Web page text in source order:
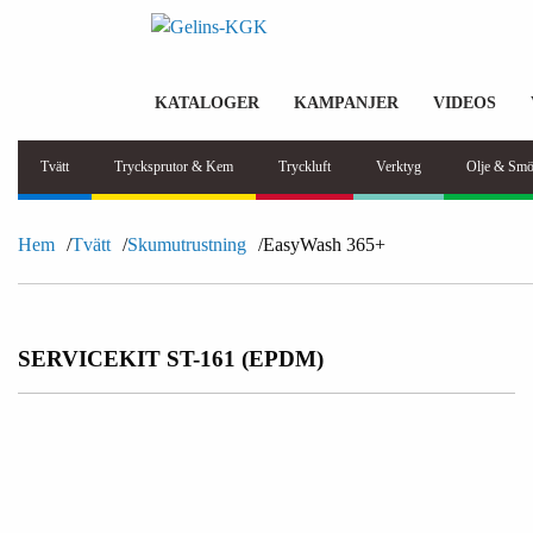
KATALOGER KAMPANJER VIDEOS
Tvätt Trycksprutor & Kem Tryckluft Verktyg Olje &
Hem Tvätt Skumutrustning EasyWash 365+
SERVICEKIT ST-161 (EPDM)